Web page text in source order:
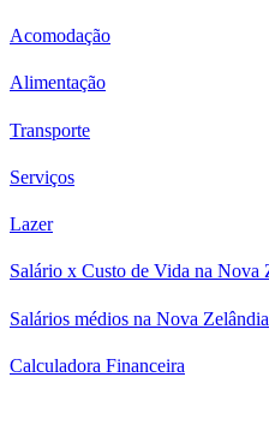
Acomodação
Alimentação
Transporte
Serviços
Lazer
Salário x Custo de Vida na Nova
Salários médios na Nova Zelândia
Calculadora Financeira